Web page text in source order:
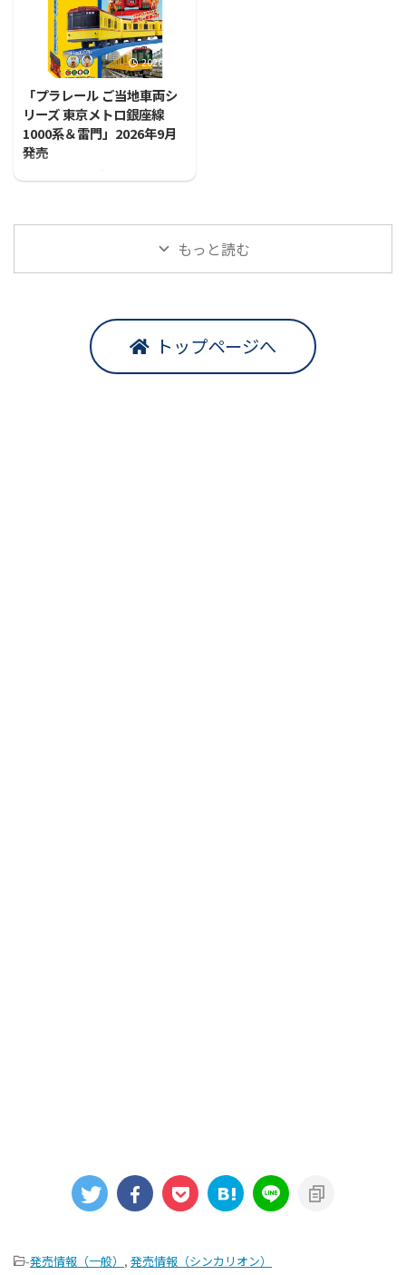
2026/7/31
「プラレール ご当地車両シ
リーズ 東京メトロ銀座線
1000系＆雷門」2026年9月
発売
もっと読む
トップページへ
-発売情報（一般） , 発売情報（シンカリオン）